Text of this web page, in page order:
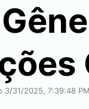
3/31/2025, 7:39:48 PM